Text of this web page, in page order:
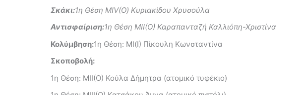
Σκάκι:1η Θέση ΜΙV(Ο) Κυριακίδου Χρυσούλα
Αντισφαίριση:1η Θέση ΜΙΙ(Ο) Καραπανταζή Καλλιόπη-Χριστίνα
Κολύμβηση:1η Θέση: ΜΙ(Ι) Πίκουλη Κωνσταντίνα
Σκοποβολή:
1η Θέση: ΜΙΙ(Ο) Κούλα Δήμητρα (ατομικό τυφέκιο)